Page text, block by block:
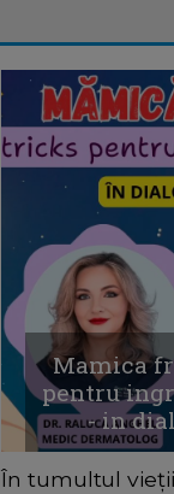
Mamica
pentru
- in
În tumultul